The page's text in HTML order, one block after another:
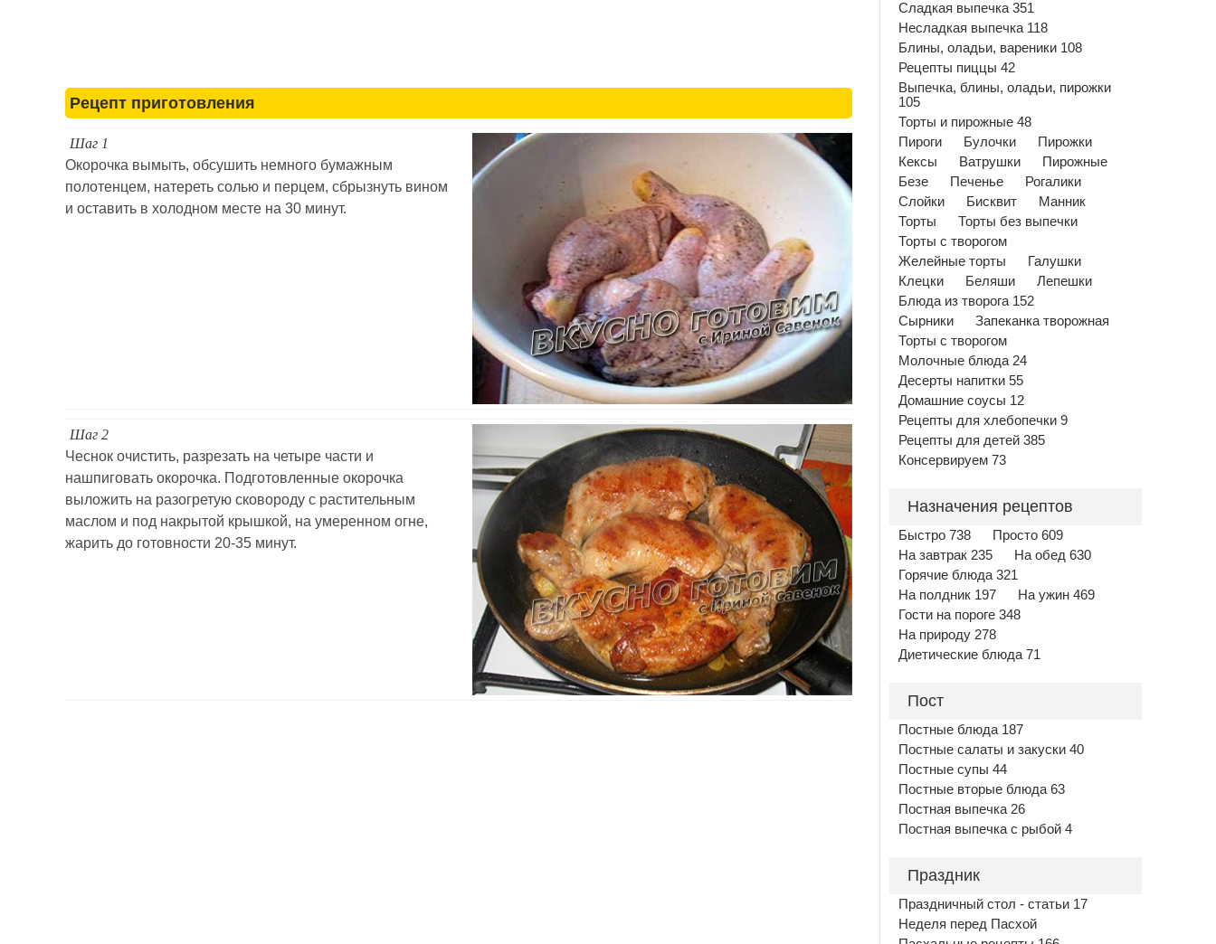
Рецепт приготовления
Шаг 1
Окорочка вымыть, обсушить немного бумажным
полотенцем, натереть солью и перцем, сбрызнуть вином
и оставить в холодном месте на 30 минут.
Шаг 2
Чеснок очистить, разрезать на четыре части и
нашпиговать окорочка. Подготовленные окорочка
выложить на разогретую сковороду с растительным
маслом и под накрытой крышкой, на умеренном огне,
жарить до готовности 20-35 минут.
Сладкая выпечка 351
Несладкая выпечка 118
Блины, оладьи, вареники 108
Рецепты пиццы 42
Выпечка, блины, оладьи, пирожки
105
Торты и пирожные 48
Пироги
Булочки
Пирожки
Кексы
Ватрушки
Пирожные
Безе
Печенье
Рогалики
Слойки
Бисквит
Манник
Торты
Торты без выпечки
Торты с творогом
Желейные торты
Галушки
Клецки
Беляши
Лепешки
Блюда из творога 152
Сырники
Запеканка творожная
Торты с творогом
Молочные блюда 24
Десерты напитки 55
Домашние соусы 12
Рецепты для хлебопечки 9
Рецепты для детей 385
Консервируем 73
Назначения рецептов
Быстро 738
Просто 609
На завтрак 235
На обед 630
Горячие блюда 321
На полдник 197
На ужин 469
Гости на пороге 348
На природу 278
Диетические блюда 71
Пост
Постные блюда 187
Постные салаты и закуски 40
Постные супы 44
Постные вторые блюда 63
Постная выпечка 26
Постная выпечка с рыбой 4
Праздник
Праздничный стол - статьи 17
Неделя перед Пасхой